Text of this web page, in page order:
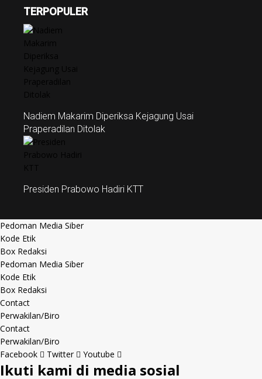
TERPOPULER
Nadiem Makarim Diperiksa Kejagung Usai
Praperadilan Ditolak
Presiden Prabowo Hadiri KTT
Pedoman Media Siber
Kode Etik
Box Redaksi
Pedoman Media Siber
Kode Etik
Box Redaksi
Contact
Perwakilan/Biro
Contact
Perwakilan/Biro
Facebook
Twitter Youtube
Ikuti kami di media sosial